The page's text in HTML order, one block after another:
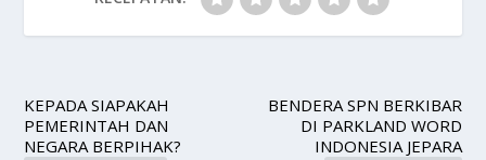
KEPADA SIAPAKAH
PEMERINTAH DAN
NEGARA BERPIHAK?
BENDERA SPN BERKIBAR
DI PARKLAND WORD
INDONESIA JEPARA